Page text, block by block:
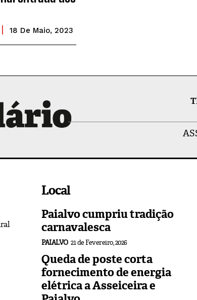
18 De Maio, 2023
Local
Paialvo cumpriu tradição
carnavalesca
PAIALVO 21 de Fevereiro, 2026
Queda de poste corta
fornecimento de energia
elétrica a Asseiceira e